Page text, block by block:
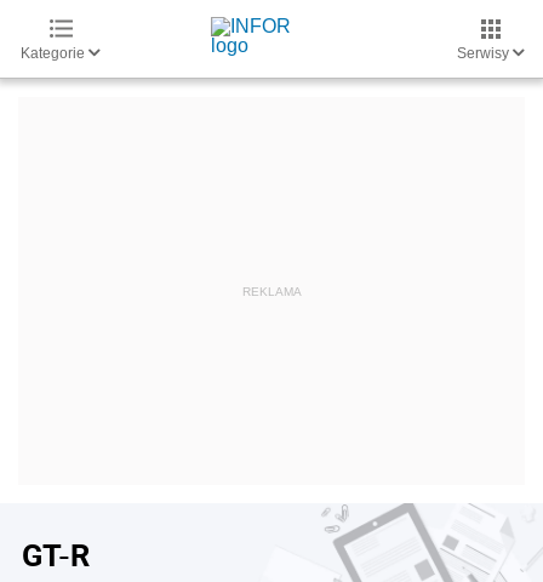
Kategorie Serwisy
GT-R